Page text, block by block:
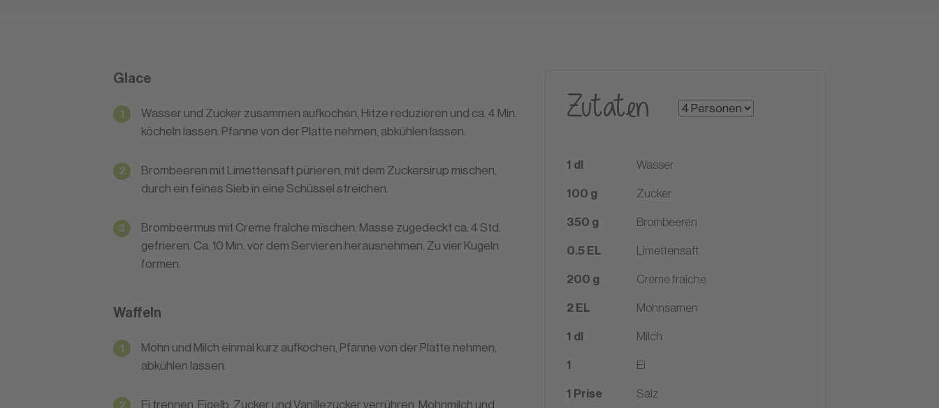
Glace
Wasser und Zucker zusammen aufkochen, Hitze reduzieren und ca. 4 Min.
köcheln lassen. Pfanne von der Platte nehmen, abkühlen lassen.
Brombeeren mit Limettensaft pürieren, mit dem Zuckersirup mischen,
durch ein feines Sieb in eine Schüssel streichen.
Brombeermus mit Creme fraîche mischen. Masse zugedeckt ca. 4 Std.
gefrieren. Ca. 10 Min. vor dem Servieren herausnehmen. Zu vier Kugeln
formen.
Waffeln
Mohn und Milch einmal kurz aufkochen, Pfanne von der Platte nehmen,
abkühlen lassen.
Ei trennen. Eigelb, Zucker und Vanillezucker verrühren. Mohnmilch und
Zutaten
1 dl Wasser
100 g Zucker
350 g Brombeeren
0.5 EL Limettensaft
200 g Creme fraîche
2 EL Mohnsamen
1 dl Milch
1 Ei
1 Prise Salz